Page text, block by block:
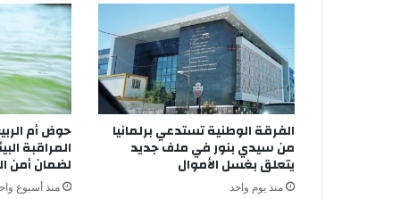
ر
ل
س
ق
ي
ا
ل
ف
الفرقة الوطنية تستدعي برلمانيا
من سيدي بنور في ملف جديد
يتعلق بغسل الأموال
منذ يوم واحد
حوض أم
المراقبة
لضمان أمن
منذ أسبوع